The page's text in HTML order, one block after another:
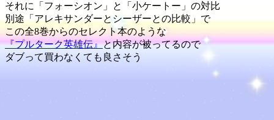
それに「フォーシオン」と「小ケートー」の対比
別途「アレキサンダーとシーザーとの比較」で
この全8巻からのセレクト本のような
『プルターク英雄伝』と内容が被ってるので
ダブって買わなくても良さそう